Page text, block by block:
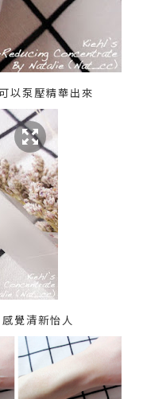
以泵壓精華出來
覺清新怡人